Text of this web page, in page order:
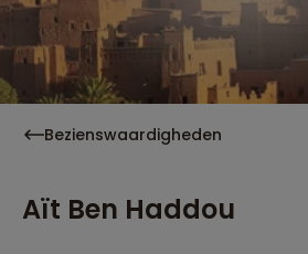
Bezienswaardigheden
Aït Ben Haddou